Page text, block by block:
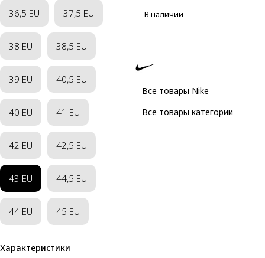
36,5 EU 37,5 EU
38 EU 38,5 EU
39 EU 40,5 EU
40 EU 41 EU
42 EU 42,5 EU
43 EU 44,5 EU
44 EU 45 EU
Характеристики
В наличии
Все товары Nike
Все товары категории